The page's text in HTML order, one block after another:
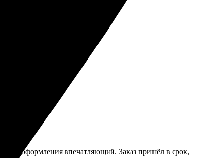
удивила качество.
оформления впечатляющий. Заказ пришёл в срок,